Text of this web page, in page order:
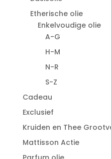
Etherische olie
Enkelvoudige olie
A-G
H-M
N-R
S-Z
Cadeau
Exclusief
Kruiden en Thee
Mattisson Actie